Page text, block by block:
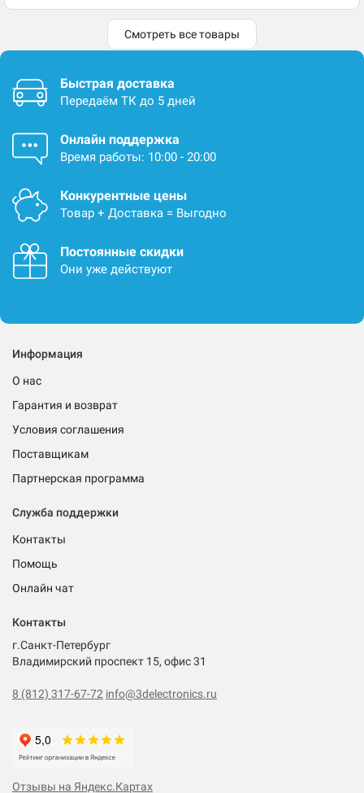
Смотреть все товары
Быстрая доставка
Передаём ТК до 5 дней
Онлайн поддержка
Время работы: 10:00 - 20:00
Конкурентные цены
Товар + Доставка = Выгодно
Постоянные скидки
Они уже действуют
Информация
О нас
Гарантия и возврат
Условия соглашения
Поставщикам
Партнерская программа
Служба поддержки
Контакты
Помощь
Онлайн чат
Контакты
г.Санкт-Петербург
Владимирский проспект 15, офис 31
8 (812) 317-67-72 info@3delectronics.ru
Отзывы на Яндекс.Картах